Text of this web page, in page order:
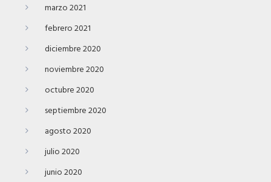
marzo 2021
febrero 2021
diciembre 2020
noviembre 2020
octubre 2020
septiembre 2020
agosto 2020
julio 2020
junio 2020